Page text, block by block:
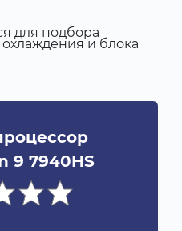
для подбора
и блока
9 7940HS